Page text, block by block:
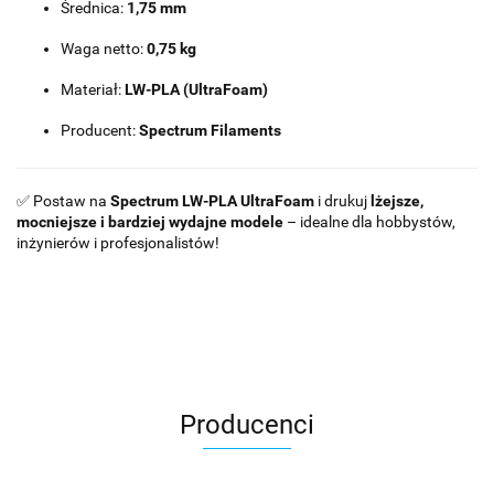
Średnica: 1,75 mm
Waga netto:0,75 kg
Materiał:LW-PLA (UltraFoam)
Producent:Spectrum Filaments
✅ Postaw na Spectrum LW-PLA UltraFoam i drukujlżejsze,
mocniejsze i bardziej wydajne modele – idealne dla hobbystów,
inżynierów i profesjonalistów!
Producenci